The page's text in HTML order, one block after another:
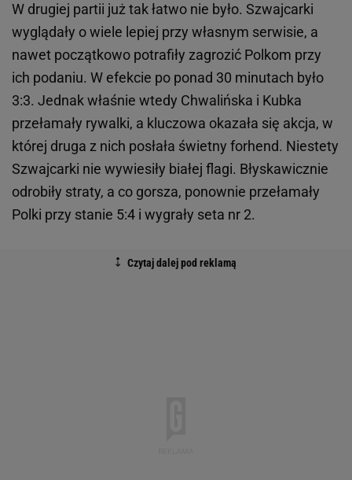
W drugiej partii już tak łatwo nie było. Szwajcarki
wyglądały o wiele lepiej przy własnym serwisie, a
nawet początkowo potrafiły zagrozić Polkom przy
ich podaniu. W efekcie po ponad 30 minutach było
3:3. Jednak właśnie wtedy Chwalińska i Kubka
przełamały rywalki, a kluczowa okazała się akcja, w
której druga z nich posłała świetny forhend. Niestety
Szwajcarki nie wywiesiły białej flagi. Błyskawicznie
odrobiły straty, a co gorsza, ponownie przełamały
Polki przy stanie 5:4 i wygrały seta nr 2.